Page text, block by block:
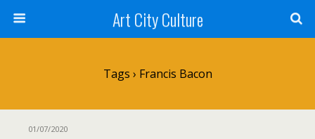
Art City Culture
Tags › Francis Bacon
01/07/2020